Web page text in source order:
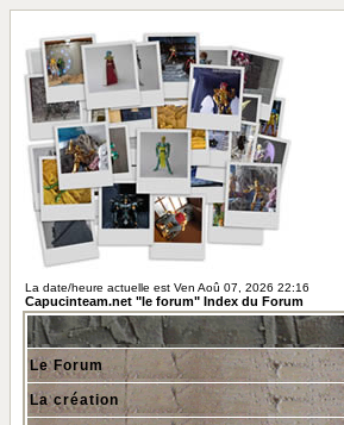
La date/heure actuelle est Ven Aoû 07, 2026 22:16
Capucinteam.net "le forum" Index du Forum
Le Forum
La création